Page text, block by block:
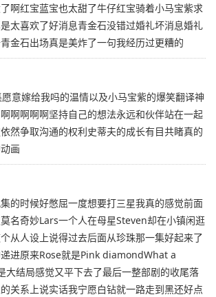
啊红宝蓝宝也太甜了牛仔红宝骑着小马宝紫求
太喜欢了好消息青金石没错过婚礼坏消息婚礼
金石出场真是美炸了一句我经历过更糟的
意嫁给我吗的温情以及小马宝紫的爆笑翻译神
啊啊啊啊坚持自己的想法永远和伙伴站在一起
然争取沟通的权利史蒂夫的成长有目共睹真的
画
的时候好憋屈一度想要打三星我真的感觉前面
名奇妙Lars一个人在母星Steven却在小镇闲逛
从人设上说得过去后面从珍珠那一集好起来了
进原来Rose就是Pink diamondWhat a
大结局感觉又平下去了最后一整部剧的收尾落
关系上说实话我宁愿白钻就一路走到黑还好点